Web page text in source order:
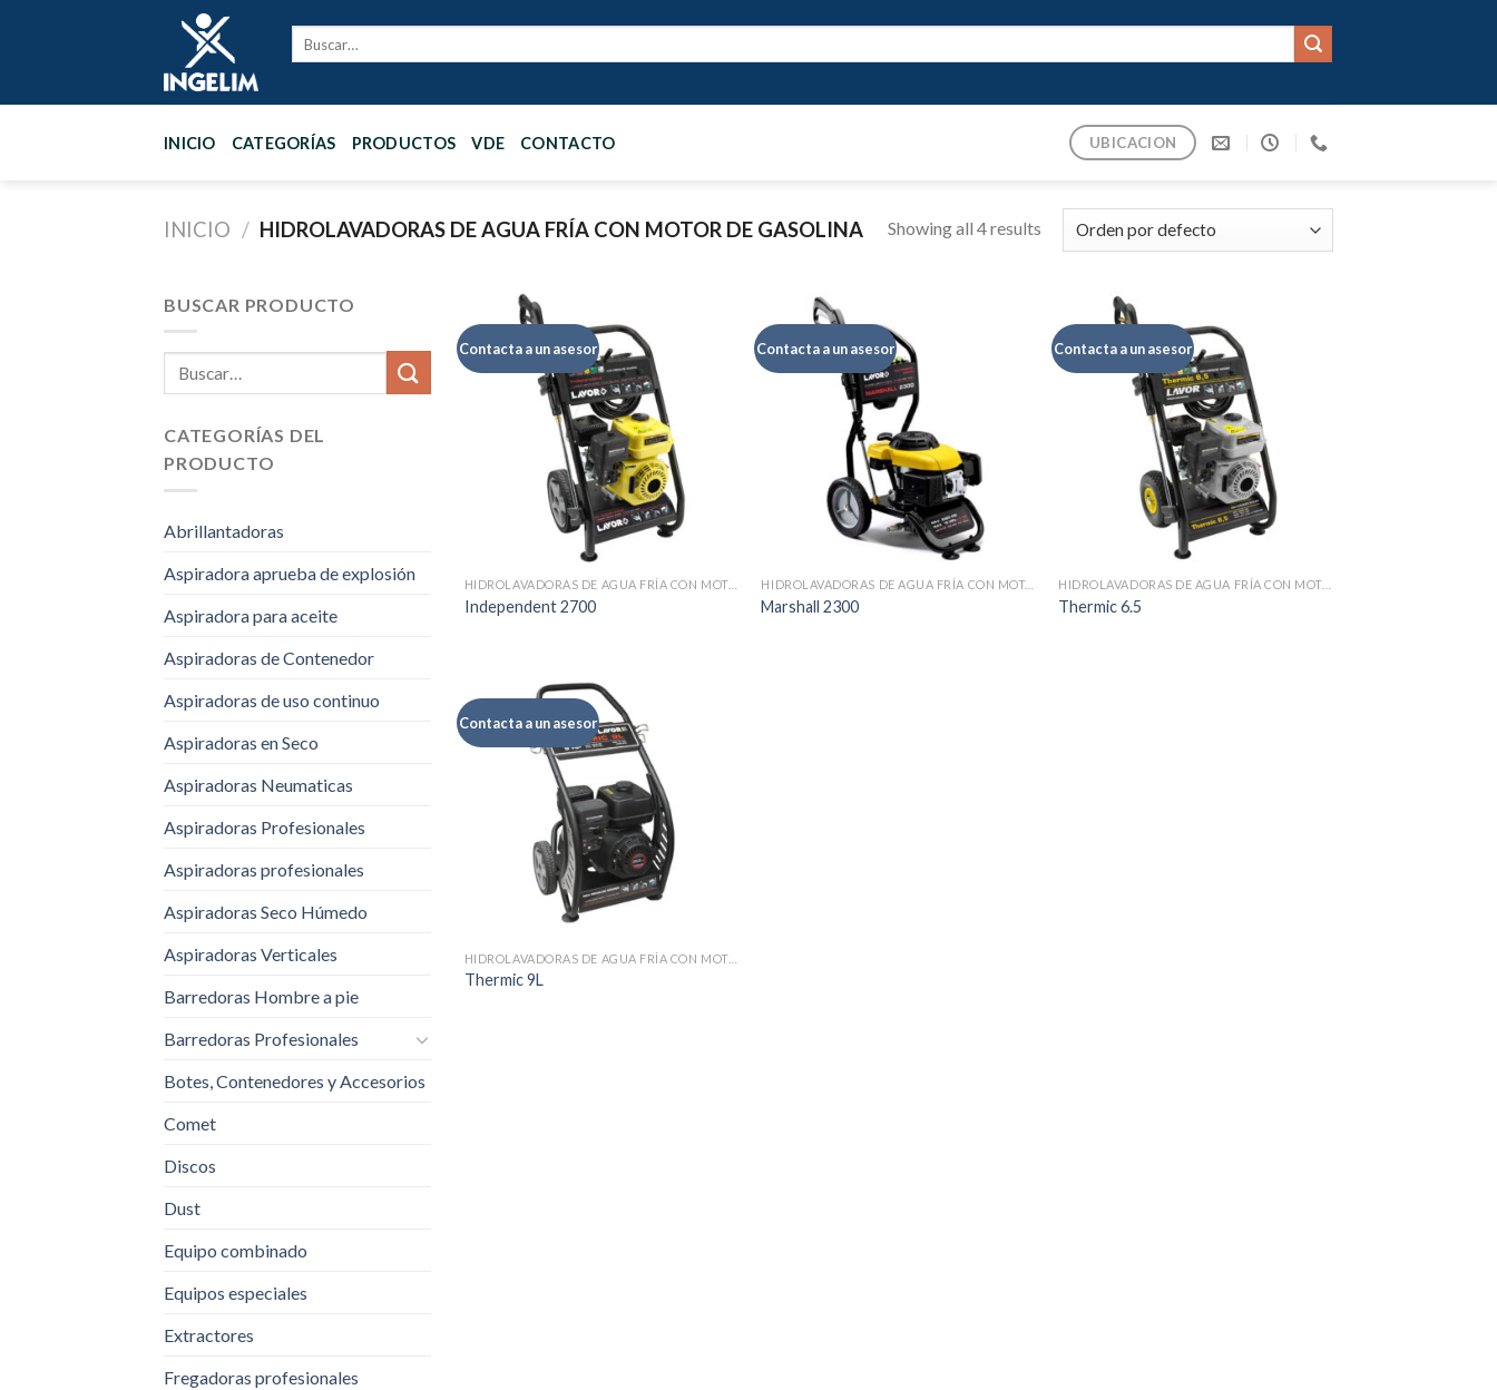
INICIO CATEGORÍAS PRODUCTOS VDE CONTACTO UBICACION
INICIO / HIDROLAVADORAS DE AGUA FRÍA CON MOTOR DE GASOLINA Showing all 4 results
BUSCAR PRODUCTO
CATEGORÍAS DEL
PRODUCTO
Abrillantadoras
Aspiradora aprueba de explosión
Aspiradora para aceite
Aspiradoras de Contenedor
Aspiradoras de uso continuo
Aspiradoras en Seco
Aspiradoras Neumaticas
Aspiradoras Profesionales
Aspiradoras profesionales
Aspiradoras Seco Húmedo
Aspiradoras Verticales
Barredoras Hombre a pie
Barredoras Profesionales
Botes, Contenedores y Accesorios
Comet
Discos
Dust
Equipo combinado
Equipos especiales
Extractores
Fregadoras profesionales
Contacta a un asesor
HIDROLAVADORAS DE AGUA FRÍA CON MOTOR DE GASOLINA
Independent 2700
Contacta a un asesor
HIDROLAVADORAS DE AGUA FRÍA CON MOTOR DE GASOLINA
Marshall 2300
Contacta a un asesor
Thermic 6.5
Contacta a un asesor
HIDROLAVADORAS DE AGUA FRÍA CON MOTOR DE GASOLINA
Thermic 9L